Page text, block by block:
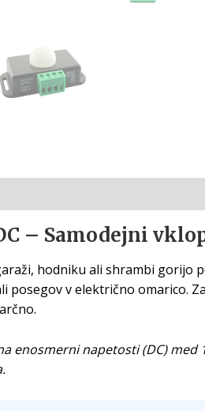
DC – Samodejni
hodniku ali shrambi gorijo
posegov v električno omarico.
enosmerni napetosti (DC)